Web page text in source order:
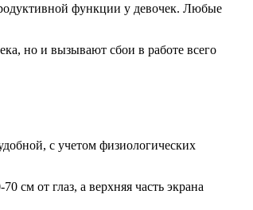
функции у девочек. Любые
но и вызывают сбои в работе всего
с учетом физиологических
см от глаз, а верхняя часть экрана